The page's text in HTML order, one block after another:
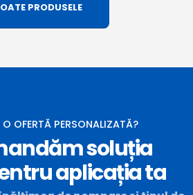
PRODUSELE
O OFERTĂ PERSONALIZATĂ?
soluția
aplicația ta